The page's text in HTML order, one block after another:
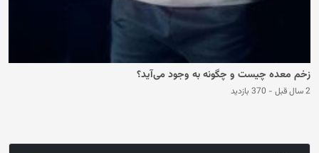
زخم معده چیست و چگونه به وجود می‌آید؟
2 سال قبل - 370 بازدید